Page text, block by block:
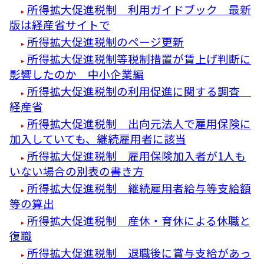
所得拡大促進税制 利用ガイドブック 最新
版は経産省サイトで
所得拡大促進税制のページ更新
所得拡大促進税制等税制措置が賃上げ判断に
影響したのか 中小企業編
所得拡大促進税制の利用促進に関する調査
経産省
所得拡大促進税制 出向元法人で雇用保険に
加入していても、継続雇用者に該当
所得拡大促進税制 雇用保険加入者が1人も
いない場合の別表の書き方
所得拡大促進税制 継続雇用者給与等支給額
等の算出
所得拡大促進税制 産休・育休による休職と
復職
所得拡大促進税制 退職後に賞与支給があっ